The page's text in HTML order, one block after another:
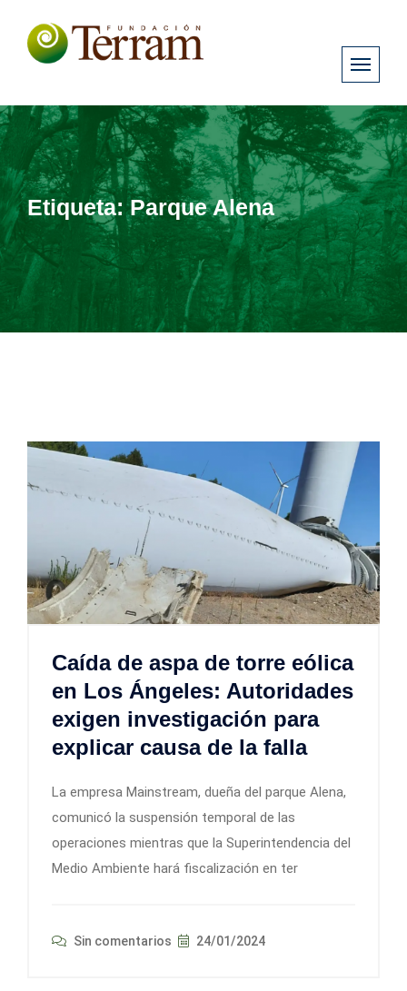
Etiqueta:Parque Alena
Caída de aspa de torre eólica
en Los Ángeles: Autoridades
exigen investigación para
explicar causa de la falla
La empresa Mainstream, dueña del parque Alena,
comunicó la suspensión temporal de las
operaciones mientras que la Superintendencia del
Medio Ambiente hará fiscalización en ter
Sin comentarios 24/01/2024